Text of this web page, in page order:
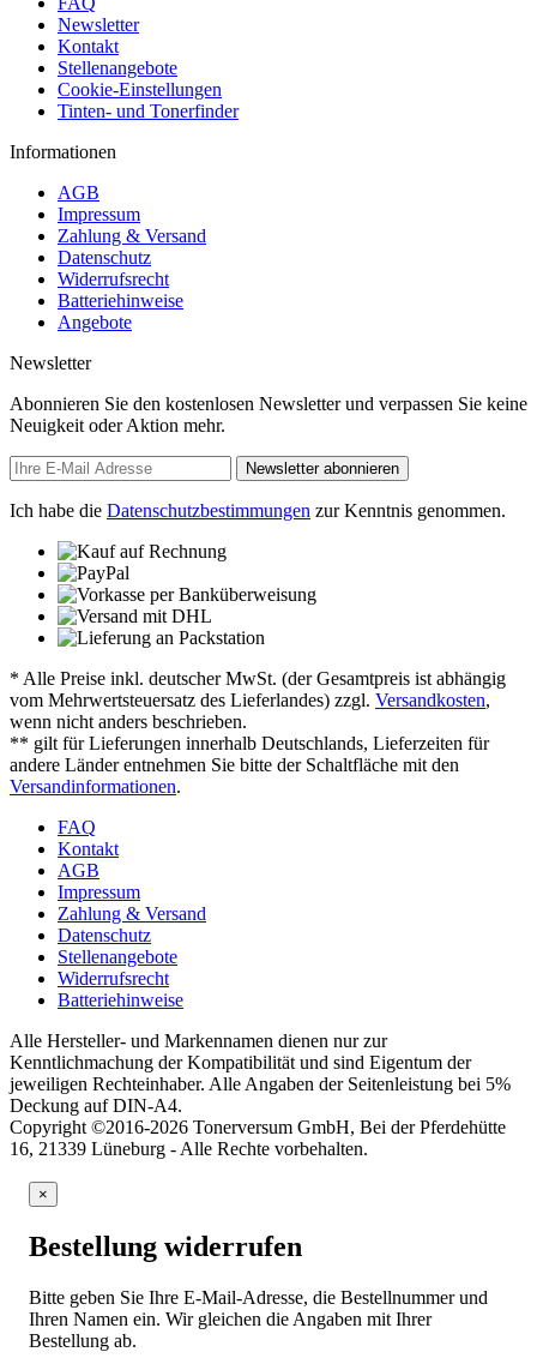
Newsletter
Kontakt
Stellenangebote
Cookie-Einstellungen
Tinten- und Tonerfinder
Informationen
AGB
Impressum
Zahlung & Versand
Datenschutz
Widerrufsrecht
Batteriehinweise
Angebote
Newsletter
Abonnieren Sie den kostenlosen Newsletter und verpassen Sie keine
Neuigkeit oder Aktion mehr.
Newsletter abonnieren
Ich habe die Datenschutzbestimmungen zur Kenntnis genommen.
* Alle Preise inkl. deutscher MwSt. (der Gesamtpreis ist abhängig
vom Mehrwertsteuersatz des Lieferlandes) zzgl. Versandkosten,
wenn nicht anders beschrieben.
** gilt für Lieferungen innerhalb Deutschlands, Lieferzeiten für
andere Länder entnehmen Sie bitte der Schaltfläche mit den
Versandinformationen.
FAQ
Kontakt
AGB
Impressum
Zahlung & Versand
Datenschutz
Stellenangebote
Widerrufsrecht
Batteriehinweise
Alle Hersteller- und Markennamen dienen nur zur
Kenntlichmachung der Kompatibilität und sind Eigentum der
jeweiligen Rechteinhaber. Alle Angaben der Seitenleistung bei 5%
Deckung auf DIN-A4.
Copyright ©2016-2026 Tonerversum GmbH, Bei der Pferdehütte
16, 21339 Lüneburg - Alle Rechte vorbehalten.
×
Bestellung widerrufen
Bitte geben Sie Ihre E-Mail-Adresse, die Bestellnummer und
Ihren Namen ein. Wir gleichen die Angaben mit Ihrer
Bestellung ab.